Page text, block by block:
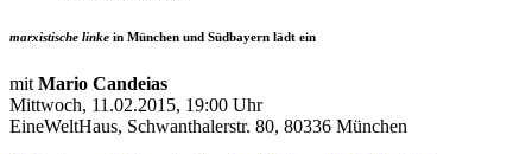
marxistische linke in München und Südbayern lädt ein
mit Mario Candeias
Mittwoch, 11.02.2015, 19:00 Uhr
EineWeltHaus, Schwanthalerstr. 80, 80336 München